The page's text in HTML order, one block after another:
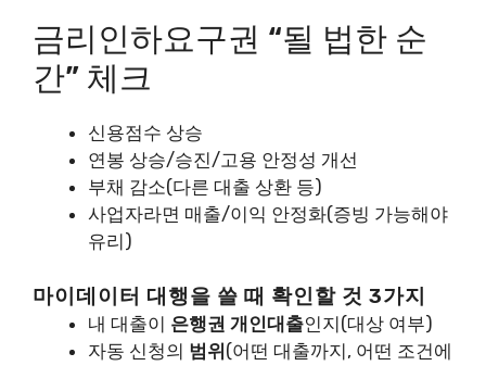
금리인하요구권 “될 법한 순
간” 체크
신용점수 상승
연봉 상승/승진/고용 안정성 개선
부채 감소(다른 대출 상환 등)
사업자라면 매출/이익 안정화(증빙 가능해야
유리)
마이데이터 대행을 쓸 때 확인할 것 3가지
내 대출이 은행권 개인대출인지(대상 여부)
자동 신청의 범위 (어떤 대출까지, 어떤 조건에